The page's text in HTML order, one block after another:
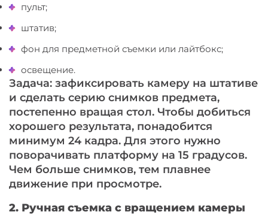
пульт;
штатив;
фон для предметной съемки или лайтбокс;
освещение.
Задача: зафиксировать камеру на штативе
и сделать серию снимков предмета,
постепенно вращая стол. Чтобы добиться
хорошего результата, понадобится
минимум 24 кадра. Для этого нужно
поворачивать платформу на 15 градусов.
Чем больше снимков, тем плавнее
движение при просмотре.
2. Ручная съемка с вращением камеры